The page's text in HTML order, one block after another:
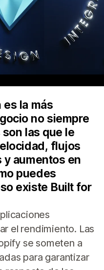
es la más
no siempre
las que le
flujos
aumentos en
puedes
existe Built for
el rendimiento. Las
se someten a
para garantizar